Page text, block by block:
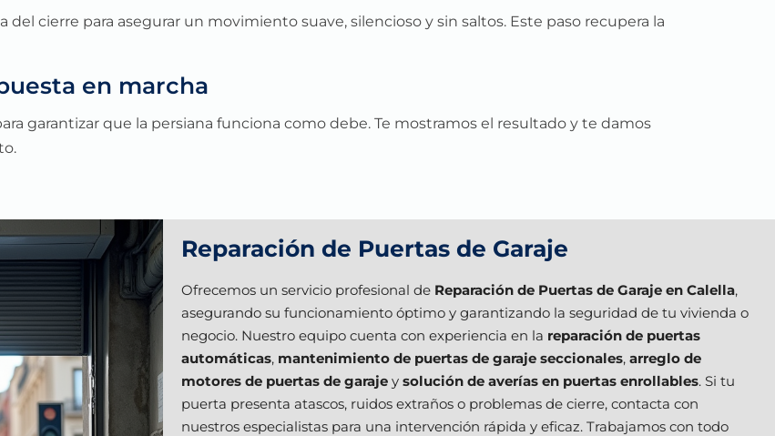
del cierre para asegurar un movimiento suave, silencioso y sin saltos. Este paso recupera la
en marcha
garantizar que la persiana funciona como debe. Te mostramos el resultado y te damos
Reparación de Puertas de Garaje
Ofrecemos un servicio profesional de Reparación de Puertas de Garaje en Calella,
asegurando su funcionamiento óptimo y garantizando la seguridad de tu vivienda o
negocio. Nuestro equipo cuenta con experiencia en la reparación de puertas
automáticas, mantenimiento de puertas de garaje seccionales, arreglo de
motores de puertas de garaje y solución de averías en puertas enrollables. Si tu
puerta presenta atascos, ruidos extraños o problemas de cierre, contacta con
nuestros especialistas para una intervención rápida y eficaz. Trabajamos con todo